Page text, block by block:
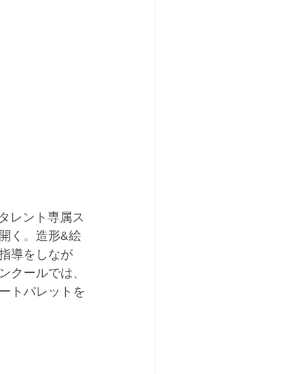
レント専属ス
く。造形&絵
導をしなが
クールでは、
トパレットを